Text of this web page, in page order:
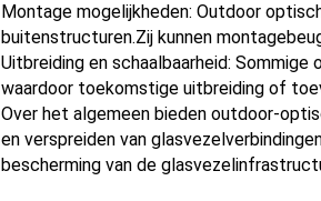
Montage mogelijkheden: Outdoor
buitenstructuren.Zij kunnen
Uitbreiding en schaalbaarheid:
waardoor toekomstige uitbreiding of
Over het algemeen bieden outdoor-
en verspreiden van
bescherming van de